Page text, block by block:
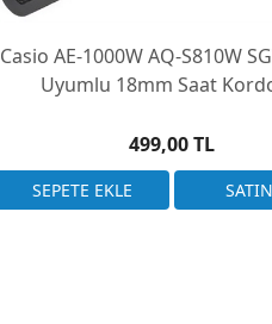
Casio AE-1000W AQ-S810W
Uyumlu 18mm Saat
499,00 TL